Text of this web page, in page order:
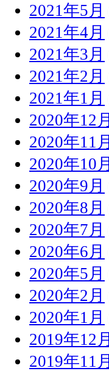
2021年5月
2021年4月
2021年3月
2021年2月
2021年1月
2020年12月
2020年11月
2020年10月
2020年9月
2020年8月
2020年7月
2020年6月
2020年5月
2020年2月
2020年1月
2019年12月
2019年11月